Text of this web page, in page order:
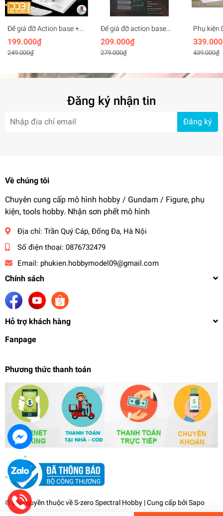
Đế giá đỡ Action base +
SERAPHIM FEATHER
Effect cho Wing Zero MG
MGSD HG RG - DDB
199.000₫
249.000₫
Đế giá đỡ action base
mica cho MG Glory
Stargazer gundam
209.000₫
279.000₫
Phụ kiện
Snow
+ Action
Wing EW
439.000₫
Đăng ký nhận tin
Đăng ký
Về chúng tôi
Chuyên cung cấp mô hình hobby / Gundam / Figure, phụ
kiện, tools hobby. Nhận sơn phết mô hình
Địa chỉ: Trần Quý Cáp, Đống Đa, Hà Nội
Số điện thoại: 0876732479
Email: phukien.hobbymodel09@gmail.com
Chính sách
Hỗ trợ khách hàng
Fanpage
Phương thức thanh toán
© Bản quyền thuộc vềS-zero Spectral Hobby | Cung cấp bởiSapo
Đế giá đỡ action base MICA UC Gundam Rx-78-2
199.000₫
undefined